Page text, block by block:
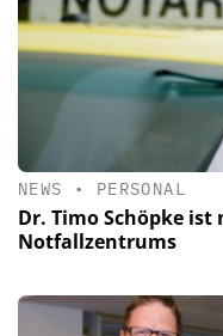
NEWS • PERSONAL
Dr. Timo Schöpke
Notfallzentrums